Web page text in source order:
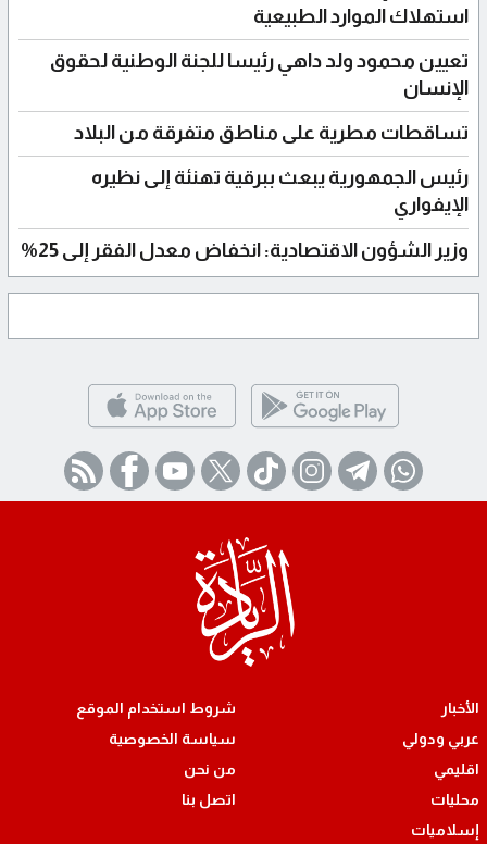
استهلاك الموارد الطبيعية
تعيين محمود ولد داهي رئيسا للجنة الوطنية لحقوق
الإنسان
تساقطات مطرية على مناطق متفرقة من البلاد
رئيس الجمهورية يبعث ببرقية تهنئة إلى نظيره
الإيفواري
وزير الشؤون الاقتصادية: انخفاض معدل الفقر إلى 25%
الأخبار
عربي ودولي
اقليمي
محليات
إسلاميات
شروط استخدام الموقع
سياسة الخصوصية
من نحن
اتصل بنا